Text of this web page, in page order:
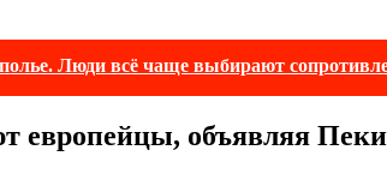
Люди всё чаще выбирают
европейцы, объявляя